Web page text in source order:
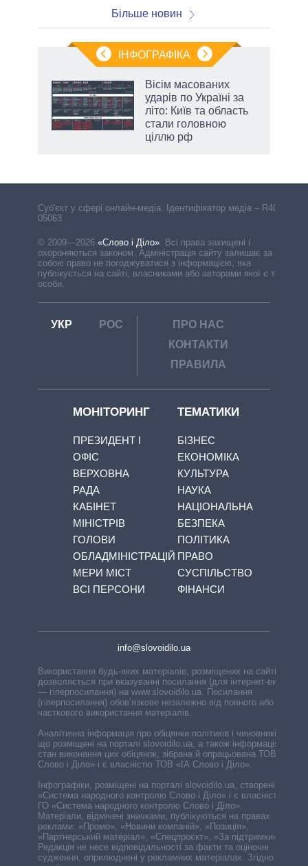
Більше новин
ІНФОГРАФІКА
Вісім масованих
ударів по Україні за
літо: Київ та область
стали головною
ціллю рф
Cуб'єкт у сфері онлайн-медіа. Ідентифікатор медіа – R40-
05063
© 2009—2026 «Слово і Діло» Всі права захищені і
охороняються законом. Адміністрація сайту залишає за
собою право не погоджуватися з інформацією, яка
публікується на сайті, власниками або авторами якої є треті
особи.
УКР РОС
ПРО НАС
КОНТАКТИ
ПРАВИЛА
МОНІТОРИНГ
ПРЕЗИДЕНТ І
ОФІС
ВЕРХОВНА
РАДА
КАБІНЕТ
МІНІСТРІВ
ГОЛОВИ
ОБЛАДМІНІСТРАЦІЙ
МЕРИ МІСТ
ВСІ ПЕРСОНИ
ТЕМАТИКИ
БІЗНЕС
ЕКОНОМІКА
КУЛЬТУРА
НАУКА
НАЦІОНАЛЬНА
БЕЗПЕКА
ПОЛІТИКА
ПРАВО
СУСПІЛЬСТВО
ФІНАНСИ
info@slovoidilo.ua
Використання будь-яких матеріалів, розміщених на сайті,
дозволяється при вказуванні посилання (для інтернет-видань
— гіперпосилання) на www.slovoidilo.ua. Посилання
(гіперпосилання) обов’язкове незалежно від повного або
часткового використання матеріалів.
Аналітична інформація про обіцянки політиків і чиновників,
що розміщені на порталі slovoidilo.ua, а також інформація про
стан виконання цих обіцянок, зібрана й опрацьована ТОВ «ІА
Слово і Діло» і є власністю ТОВ «ІА Слово і Діло».
Інфографіки, розміщені на порталі slovoidilo.ua, створені ГО
«Система народного контролю Слово і Діло» і є власністю
ГО «Система народного контролю Слово і Діло».
Матеріали, відмічені значками, публікуються на правах
реклами: «Промо», «Новини компаній», «Позиція»,
«Партнерський матеріал», «Спецпроєкт», «За підтримки».
Редакція не несе відповідальності за факти та оціночні
судження, оприлюднені у рекламних матеріалах. Згідно з